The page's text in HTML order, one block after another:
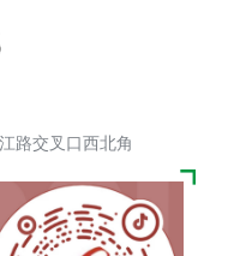
路交叉口西北角